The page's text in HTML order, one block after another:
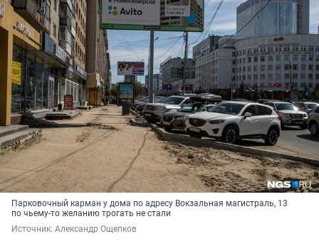
Парковочный карман у дома по адресу Вокзальная магистраль, 13
по чьему-то желанию трогать не стали
Источник: Александр Ощепков